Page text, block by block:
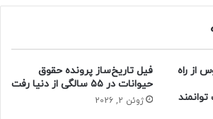
گوشی نوا 13i به صفحه‌نمایش ۶٫۷ اینچی LCD با وضوح 1080p و
از راه
فیل تاریخ‌ساز پرونده حقوق
حیوانات در ۵۵ سالگی از دنیا رفت
ژوئن 2, 2026